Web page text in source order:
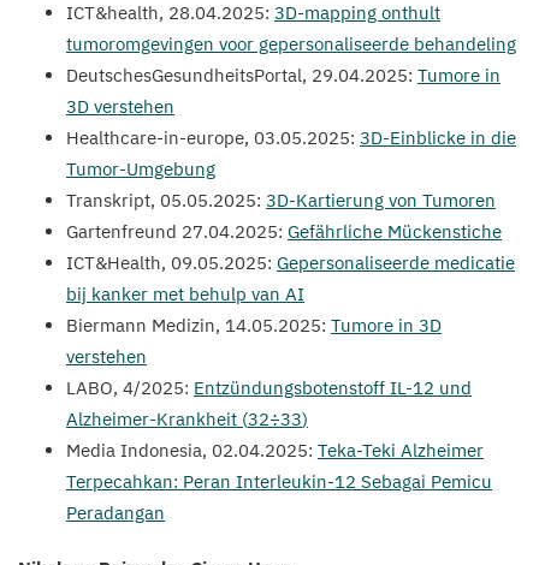
ICT&health, 28.04.2025: 3D-mapping onthult
tumoromgevingen voor gepersonaliseerde behandeling
DeutschesGesundheitsPortal, 29.04.2025: Tumore in
3D verstehen
Healthcare-in-europe, 03.05.2025: 3D-Einblicke in die
Tumor-Umgebung
Transkript, 05.05.2025: 3D-Kartierung von Tumoren
Gartenfreund 27.04.2025: Gefährliche Mückenstiche
ICT&Health, 09.05.2025: Gepersonaliseerde medicatie
bij kanker met behulp van AI
Biermann Medizin, 14.05.2025: Tumore in 3D
verstehen
LABO, 4/2025: Entzündungsbotenstoff IL-12 und
Alzheimer-Krankheit (32÷33)
Media Indonesia, 02.04.2025: Teka-Teki Alzheimer
Terpecahkan: Peran Interleukin-12 Sebagai Pemicu
Peradangan